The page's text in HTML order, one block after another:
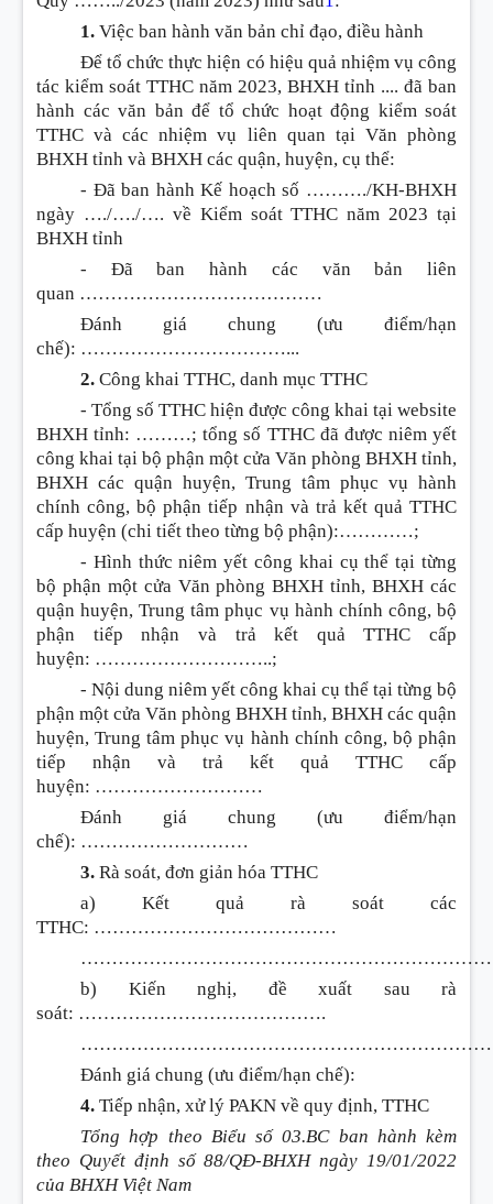
1. Việc ban hành văn bản chỉ đạo, điều hành
Để tổ chức thực hiện có hiệu quả nhiệm vụ công
tác kiểm soát TTHC năm 2023, BHXH tỉnh .... đã ban
hành các văn bản để tổ chức hoạt động kiểm soát
TTHC và các nhiệm vụ liên quan tại Văn phòng
BHXH tỉnh và BHXH các quận, huyện, cụ thể:
- Đã ban hành Kế hoạch số ………./KH-BHXH
ngày …./…./…. về Kiểm soát TTHC năm 2023 tại
BHXH tỉnh
- Đã ban hành các văn bản liên
quan …………………………………
Đánh giá chung (ưu điểm/hạn
chế): ……………………………...
2. Công khai TTHC, danh mục TTHC
- Tổng số TTHC hiện được công khai tại website
BHXH tỉnh: ………; tổng số TTHC đã được niêm yết
công khai tại bộ phận một cửa Văn phòng BHXH tỉnh,
BHXH các quận huyện, Trung tâm phục vụ hành
chính công, bộ phận tiếp nhận và trả kết quả TTHC
cấp huyện (chi tiết theo từng bộ phận):…………;
- Hình thức niêm yết công khai cụ thể tại từng
bộ phận một cửa Văn phòng BHXH tỉnh, BHXH các
quận huyện, Trung tâm phục vụ hành chính công, bộ
phận tiếp nhận và trả kết quả TTHC cấp
huyện: ………………………..;
- Nội dung niêm yết công khai cụ thể tại từng bộ
phận một cửa Văn phòng BHXH tỉnh, BHXH các quận
huyện, Trung tâm phục vụ hành chính công, bộ phận
tiếp nhận và trả kết quả TTHC cấp
huyện: ………………………
Đánh giá chung (ưu điểm/hạn
chế): ………………………
3. Rà soát, đơn giản hóa TTHC
a) Kết quả rà soát các
TTHC: …………………………………
b) Kiến nghị, đề xuất sau rà
soát: ………………………………….
Đánh giá chung (ưu điểm/hạn chế):
4. Tiếp nhận, xử lý PAKN về quy định, TTHC
Tổng hợp theo Biểu số03.BC ban hành kèm
theo Quyết định số 88/QĐ-BHXH ngày 19/01/2022
của BHXH Việt Nam